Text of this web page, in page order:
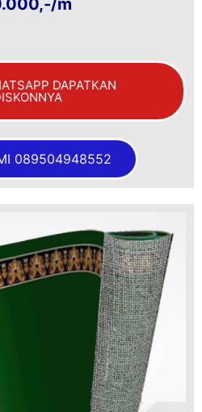
DAPATKAN
089504948552